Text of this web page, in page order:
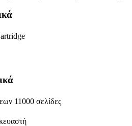
11000 σελίδες